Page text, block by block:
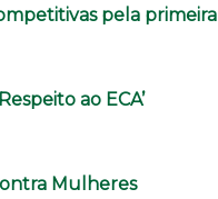
pela
ao ECA’
Mulheres